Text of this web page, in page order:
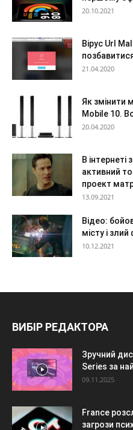
20.10.2021
Вірус Url
21.04.2020
Як змінити
Mobile 10.
20.04.2020
В інтернеті
активний
проект
13.09.2021
Відео:
місту і
10.12.2021
ВИБІР РЕДАКТОРА
Зручний
Series за
09.11.2025
France
загрози